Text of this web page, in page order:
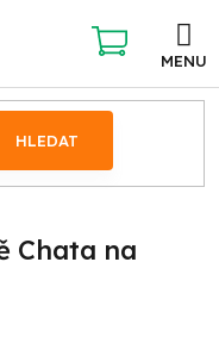
HLEDAT
NÁKUPNÍ
KOŠÍK
Chata na